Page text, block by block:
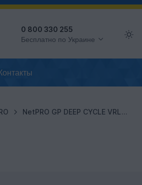
0 800 330 255
Бесплатно по Украине
NetPRO GP DEEP CYCLE VRLA AGM